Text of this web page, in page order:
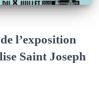
l’exposition
Saint Joseph